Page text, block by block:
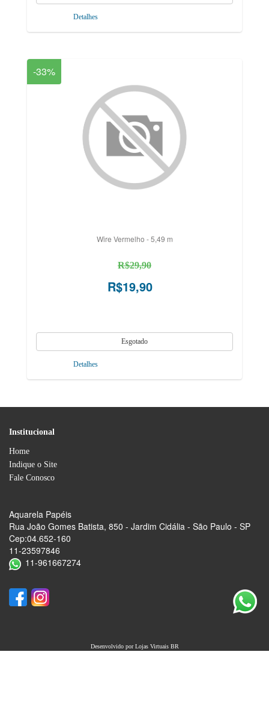
Detalhes
-33%
Wire Vermelho - 5,49 m
R$29,90
R$19,90
Detalhes
Institucional
Home
Indique o Site
Fale Conosco
Aquarela Papéis
Rua João Gomes Batista, 850 - Jardim Cidália - São Paulo - SP
Cep:04.652-160
11-23597846
11-961667274
Desenvolvido porLojas Virtuais BR